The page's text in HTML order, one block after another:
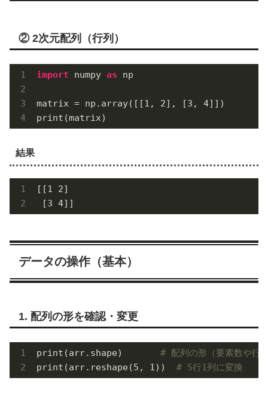
② 2次元配列（行列）
import numpy as np
matrix = np.array([[1 , 2], [3 , 4]])
print(matrix)
結果
[[1 2]
[3 4]]
データの操作（基本）
1. 配列の形を確認・変更
print(arr.shape) # 配列の形（要素数や行
print(arr.reshape(5 , 1)) # 5行1列に変換